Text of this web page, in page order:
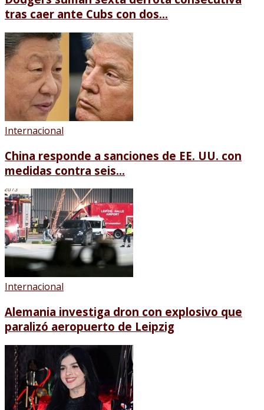
tras caer ante Cubs con dos...
Internacional
China responde a sanciones de EE. UU. con
medidas contra seis...
Internacional
Alemania investiga dron con explosivo que
paralizó aeropuerto de Leipzig